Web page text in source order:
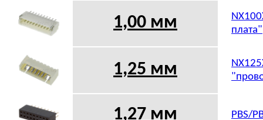
1,00 мм
плата"
1,25 мм
1,27 мм PBS/